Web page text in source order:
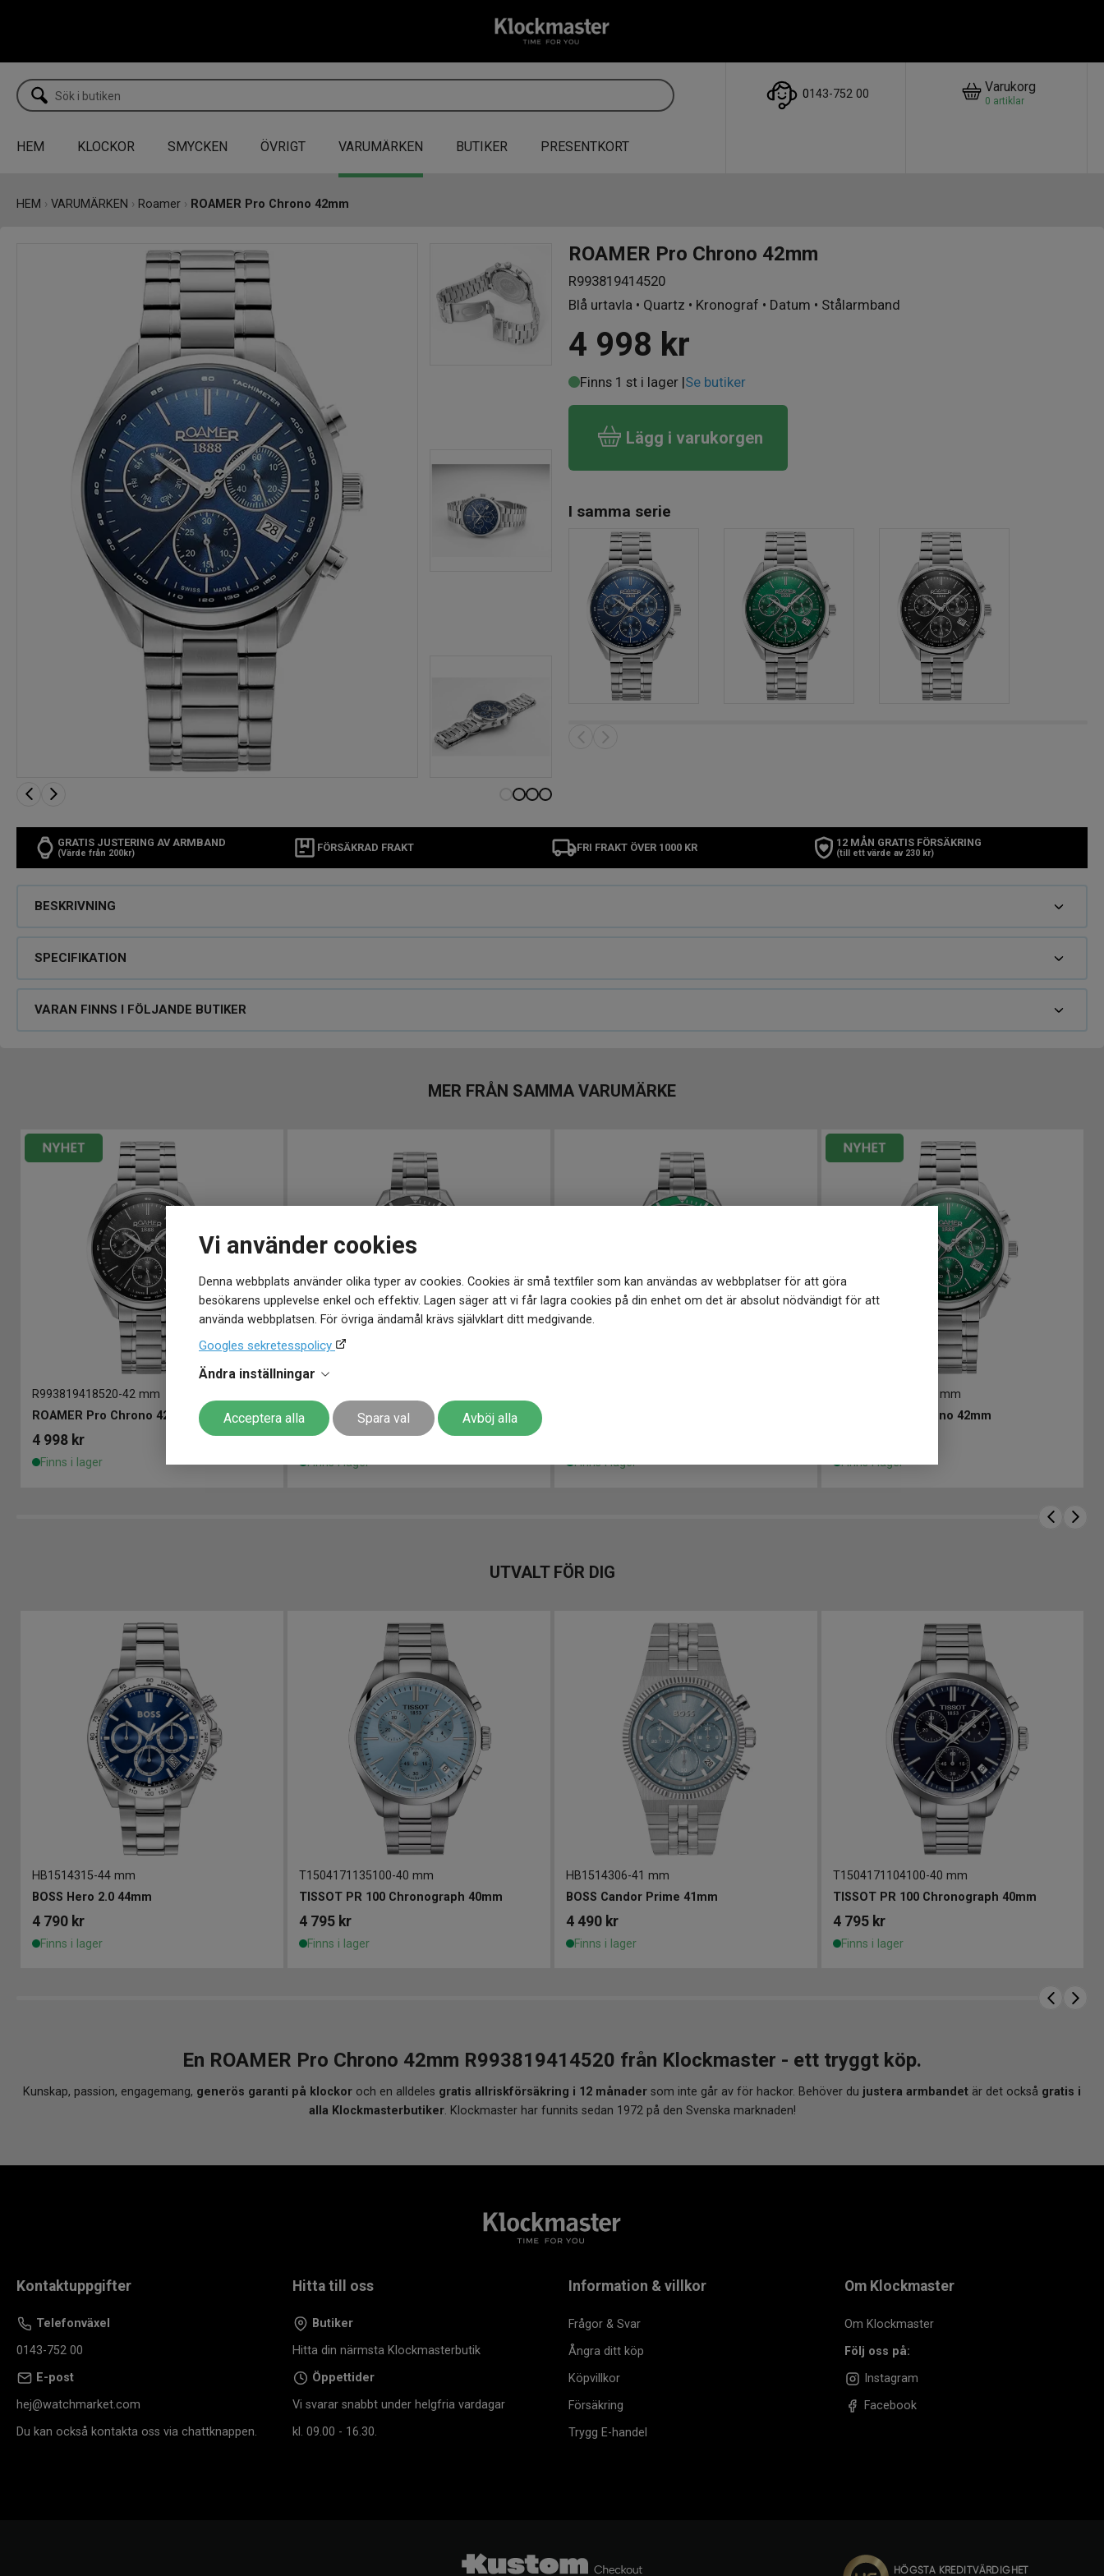
Vi använder cookies
Denna webbplats använder olika typer av cookies. Cookies är små textfiler som kan användas av webbplatser för att göra
besökarens upplevelse enkel och effektiv. Lagen säger att vi får lagra cookies på din enhet om det är absolut nödvändigt för att
använda webbplatsen. För övriga ändamål krävs självklart ditt medgivande.
Googles sekretesspolicy
Ändra inställningar
Acceptera alla Spara val Avböj alla
0143-752 00 Varukorg
0 artiklar
HEM KLOCKOR SMYCKEN ÖVRIGT VARUMÄRKEN BUTIKER PRESENTKORT
HEM › VARUMÄRKEN › Roamer › ROAMER Pro Chrono 42mm
ROAMER Pro Chrono 42mm
R993819414520
Blå urtavla • Quartz • Kronograf • Datum • Stålarmband
4 998 kr
Finns 1 st i lager |Se butiker
Lägg i varukorgen
I samma serie
GRATIS JUSTERING AV ARMBAND
(Värde från 200kr) FÖRSÄKRAD FRAKT FRI FRAKT ÖVER 1000 KR 12 MÅN GRATIS FÖRSÄKRING
(till ett värde av 230 kr)
BESKRIVNING
SPECIFIKATION
VARAN FINNS I FÖLJANDE BUTIKER
MER FRÅN SAMMA VARUMÄRKE
R993819418520-42 mm
ROAMER Pro Chrono 42mm
4 998 kr
Finns i lager
ROAMER Pro Scuba 200 43mm
4 998 kr
Finns i lager Finns i lager
42 mm
ROAMER Pro Chrono 42mm
Finns i lager
UTVALT FÖR DIG
HB1514315-44 mm
BOSS Hero 2.0 44mm
4 790 kr
Finns i lager
T1504171135100-40 mm
TISSOT PR 100 Chronograph 40mm
4 795 kr
Finns i lager
HB1514306-41 mm
BOSS Candor Prime 41mm
4 490 kr
Finns i lager
T1504171104100-40 mm
TISSOT PR 100 Chronograph 40mm
4 795 kr
Finns i lager
En ROAMER Pro Chrono 42mm R993819414520 från Klockmaster - ett tryggt köp.
Kunskap, passion, engagemang, generös garanti på klockor och en alldeles gratis allriskförsäkring i 12 månader som inte går av för hackor. Behöver du justera armbandet är det också gratis i
alla Klockmasterbutiker. Klockmaster har funnits sedan 1972 på den Svenska marknaden!
Kontaktuppgifter
Telefonväxel
0143-752 00
E-post
hej@watchmarket.com
Du kan också kontakta oss via chattknappen.
Hitta till oss
Butiker
Hitta din närmsta Klockmasterbutik
Öppettider
Vi svarar snabbt under helgfria vardagar
kl. 09.00 - 16.30.
Information & villkor
Frågor & Svar
Ångra ditt köp
Köpvillkor
Försäkring
Trygg E-handel
Om Klockmaster
Om Klockmaster
Följ oss på:
Instagram
Facebook